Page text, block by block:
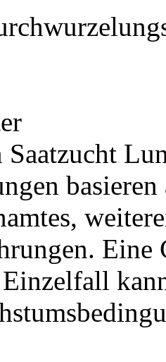
Saatzucht
basieren